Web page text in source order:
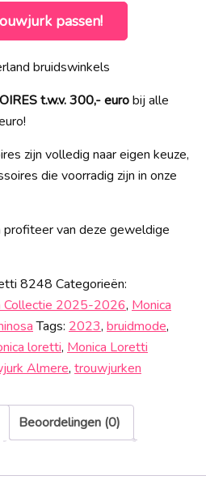
passen!
bruidswinkels
t.w.v. 300,- eurobij alle
zijn volledig naar eigen keuze,
die voorradig zijn in onze
profiteer van deze geweldige
8248 Categorieën:
Collectie 2025-2026, Monica
Tags: 2023, bruidmode,
loretti, Monica Loretti
Almere, trouwjurken
Beoordelingen (0)